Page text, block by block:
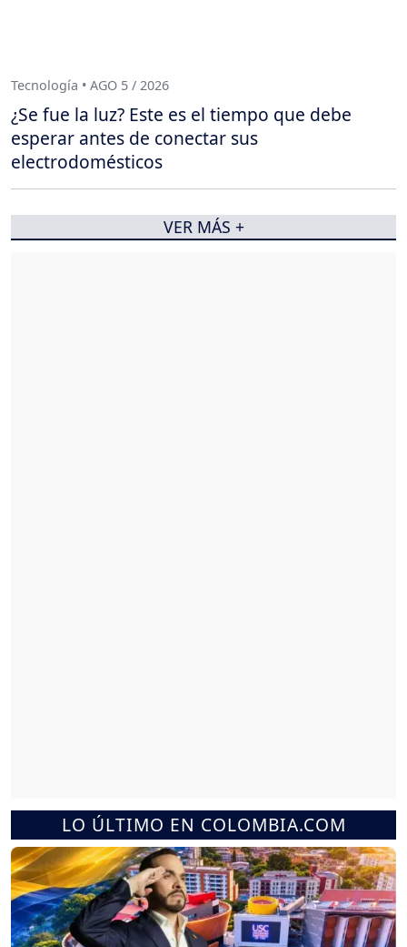
LO ÚLTIMO EN COLOMBIA.COM
Tecnología • AGO 5 / 2026
¿Se fue la luz? Este es el tiempo que debe
esperar antes de conectar sus
electrodomésticos
VER MÁS +